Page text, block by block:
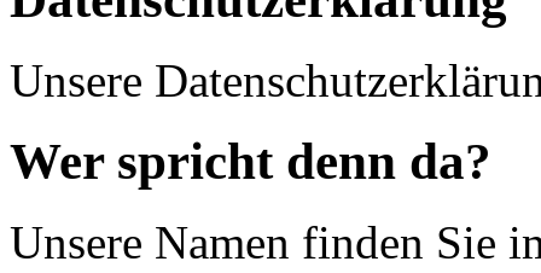
Unsere
Wer spricht denn da?
Unsere Namen finden Sie